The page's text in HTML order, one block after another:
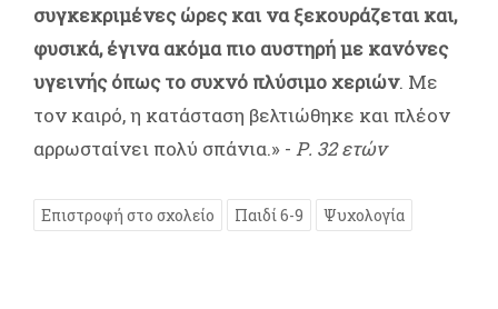
συγκεκριμένες ώρες και να ξεκουράζεται και,
φυσικά, έγινα ακόμα πιο αυστηρή με κανόνες
υγεινής όπως το συχνό πλύσιμο χεριών. Με
τον καιρό, η κατάσταση βελτιώθηκε και πλέον
αρρωσταίνει πολύ σπάνια.» - Ρ. 32 ετών
Επιστροφή στο σχολείο Παιδί 6-9 Ψυχολογία